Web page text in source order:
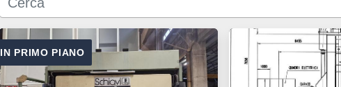
IN PRIMO PIANO